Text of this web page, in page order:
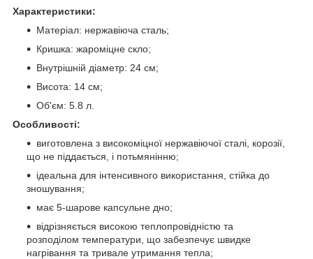
Характеристики:
Матеріал: нержавіюча сталь;
Кришка: жароміцне скло;
Внутрішній діаметр: 24 см;
Висота: 14 см;
Об'єм: 5.8 л.
Особливості:
виготовлена з високоміцної нержавіючої сталі, корозії,
що не піддається, і потьмянінню;
ідеальна для інтенсивного використання, стійка до
зношування;
має 5-шарове капсульне дно;
відрізняється високою теплопровідністю та
розподілом температури, що забезпечує швидке
нагрівання та тривале утримання тепла;